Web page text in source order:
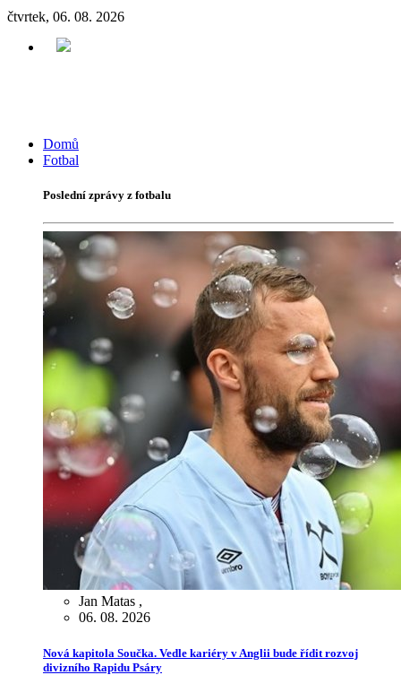
čtvrtek, 06. 08. 2026
Domů
Fotbal
Poslední zprávy z fotbalu
Jan Matas ,
06. 08. 2026
Nová kapitola Součka. Vedle kariéry v Anglii bude řídit rozvoj
divizního Rapidu Psáry